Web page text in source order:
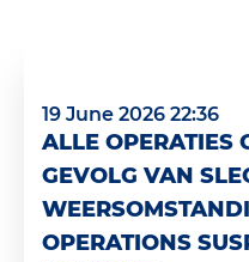
19 June 2026 22:36
ALLE OPERATIES
GEVOLG VAN
OPERATIONS